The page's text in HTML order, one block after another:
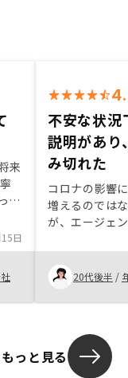
来
た
日
不安な状況
説明があり
み切れた
コロナの影響
増えるのでは
が、エージェ
件の資料を渡
線価図に物件
と分かりやす
20代後半 /
っと見る